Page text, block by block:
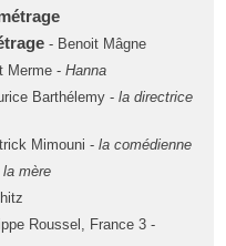
- Benoit Mâgne
Merme - Hanna
Barthélemy - la directrice
Mimouni - la comédienne
la mère
Roussel, France 3 -